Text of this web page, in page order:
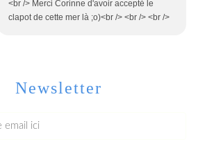
<br /> Merci Corinne d'avoir accepté le
clapot de cette mer là ;o)<br /> <br /> <br />
Newsletter